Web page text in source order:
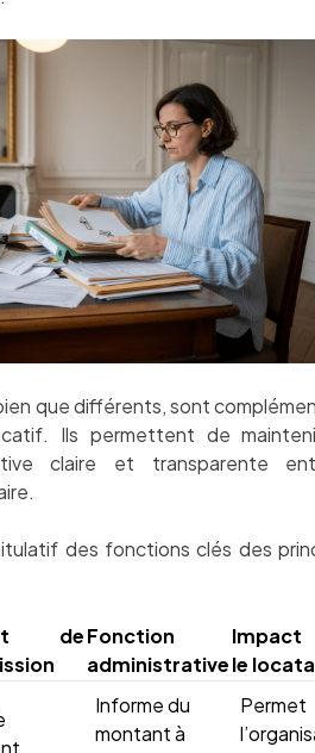
que différents, sont
Ils permettent de
claire et transparente
des fonctions clés des
deFonction
administrative
Impact
le
Informe du
montant à
Permet